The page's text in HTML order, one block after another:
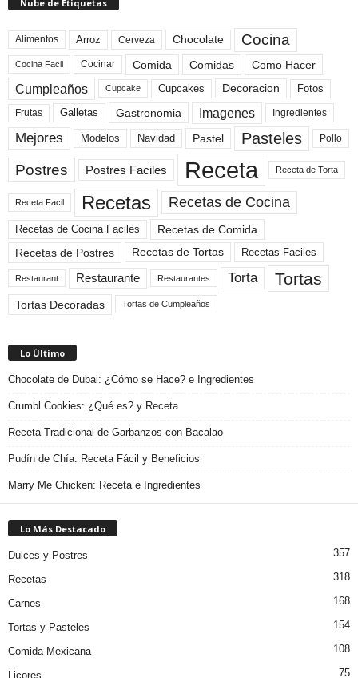
Nube de Etiquetas
Alimentos Arroz Cerveza Chocolate Cocina
Cocina Facil Cocinar Comida Comidas Como Hacer
Cumpleaños Cupcake Cupcakes Decoracion Fotos
Frutas Galletas Gastronomia Imagenes Ingredientes
Mejores Modelos Navidad Pastel Pasteles Pollo
Postres Postres Faciles Receta Receta de Torta
Receta Facil Recetas Recetas de Cocina
Recetas de Cocina Faciles
Recetas de Comida
Recetas de Postres
Recetas de Tortas Recetas Faciles
Restaurant Restaurante Restaurantes Torta Tortas
Tortas Decoradas Tortas de Cumpleaños
Lo Último
Chocolate de Dubai: ¿Cómo se Hace? e Ingredientes
Crumbl Cookies: ¿Qué es? y Receta
Receta Tradicional de Garbanzos con Bacalao
Pudín de Chía: Receta Fácil y Beneficios
Marry Me Chicken: Receta e Ingredientes
Lo Más Destacado
Dulces y Postres 357
Recetas 318
Carnes 168
Tortas y Pasteles 154
Comida Mexicana 108
Licores 75